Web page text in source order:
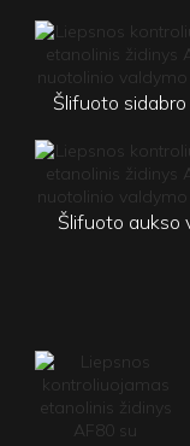
Šlifuoto sidabro
Šlifuoto aukso